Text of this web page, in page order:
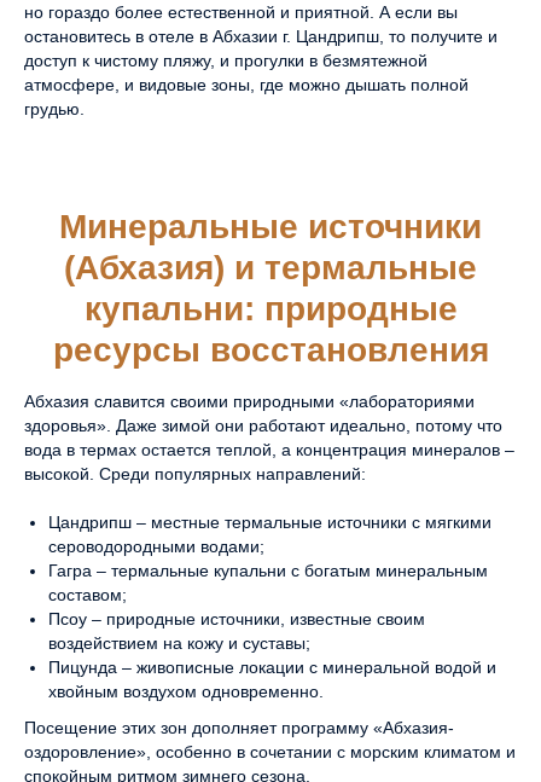
но гораздо более естественной и приятной. А если вы
остановитесь в отеле в Абхазии г. Цандрипш, то получите и
доступ к чистому пляжу, и прогулки в безмятежной
атмосфере, и видовые зоны, где можно дышать полной
грудью.
Минеральные источники
(Абхазия) и термальные
купальни: природные
ресурсы восстановления
Абхазия славится своими природными «лабораториями
здоровья». Даже зимой они работают идеально, потому что
вода в термах остается теплой, а концентрация минералов –
высокой. Среди популярных направлений:
Цандрипш – местные термальные источники с мягкими
сероводородными водами;
Гагра – термальные купальни с богатым минеральным
составом;
Псоу – природные источники, известные своим
воздействием на кожу и суставы;
Пицунда – живописные локации с минеральной водой и
хвойным воздухом одновременно.
Посещение этих зон дополняет программу «Абхазия-
оздоровление», особенно в сочетании с морским климатом и
спокойным ритмом зимнего сезона.